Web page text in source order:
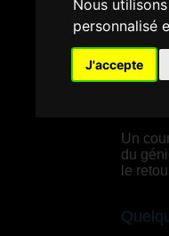
Nous
personnalisé
J'accepte
Un
du
le